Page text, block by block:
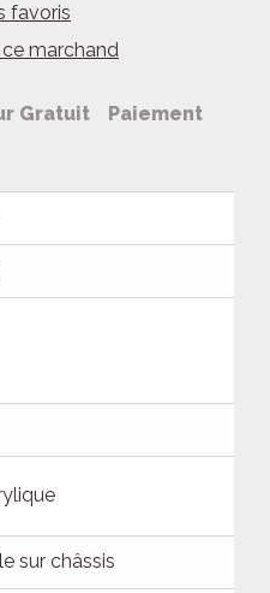
favoris
marchand
Gratuit Paiement
sur châssis